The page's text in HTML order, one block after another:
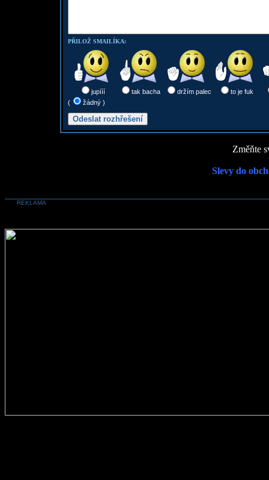
PŘILOŽ SMAILÍKA:
jupííí tak bacha držím palec
to je fuk
(
žádný )
Změňte
Slevy do
REKLAMA